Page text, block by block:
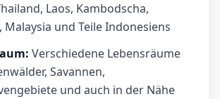
Laos, Kambodscha,
Malaysia und Teile Indonesiens
Verschiedene Lebensräume
Savannen,
und auch in der Nähe